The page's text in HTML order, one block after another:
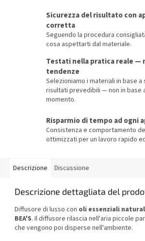
Sicurezza del risultato con
corretta
Seguendo la procedura
cosa aspettarti dal materiale.
Testati nella pratica reale —
tendenze
Selezioniamo i materiali in base
risultati prevedibili — non in base
momento.
Risparmio di tempo ad ogni
Consistenza e comportamento
ottimizzati per un lavoro rapido
Descrizione Discussione
Descrizione dettagliata del
Diffusore di lusso con oli essenziali
BEA'S. Il diffusore rilascia nell'aria piccole
che vengono poi disperse nell'ambiente.